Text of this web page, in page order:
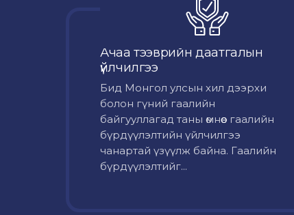
Ачаа тээврийн даатгалын
үйлчилгээ
Бид Монгол улсын хил дээрхи
болон гүний гаалийн
байгууллагад таны өмнөөс гаалийн
бүрдүүлэлтийн үйлчилгээ
чанартай үзүүлж байна. Гаалийн
бүрдүүлэлтийг...